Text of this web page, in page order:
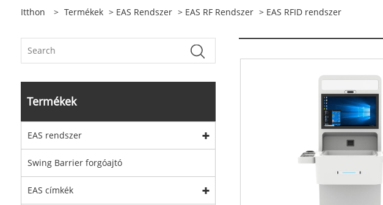
Itthon > Termékek > EAS Rendszer > EAS RF Rendszer > EAS RFID rendszer
Termékek
EAS rendszer
Swing Barrier forgóajtó
EAS címkék